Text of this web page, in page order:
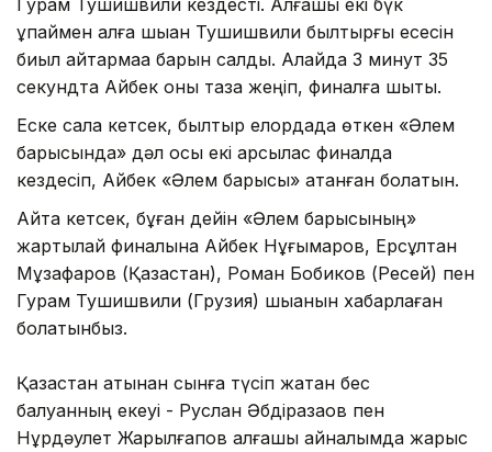
ұпаймен алға шыққан Тушишвили былтырғы есесін
биыл қайтармаққа барын салды. Алайда 3 минут 35
секундта Айбек оны таза жеңіп, финалға шықты.
Еске сала кетсек, былтыр елордада өткен «Әлем
барысында» дәл осы екі қарсылас финалда
кездесіп, Айбек «Әлем барысы» атанған болатын.
Айта кетсек, бұған дейін «Әлем барысының»
жартылай финалына Айбек Нұғымаров, Ерсұлтан
Мұзафаров (Қазақстан), Роман Бобиков (Ресей) пен
Гурам Тушишвили (Грузия) шыққанын хабарлаған
болатынбыз.
Қазақстан атынан сынға түсіп жатқан бес
балуанның екеуі - Руслан Әбдіразақов пен
Нұрдәулет Жарылғапов алғашқы айналымда жарыс